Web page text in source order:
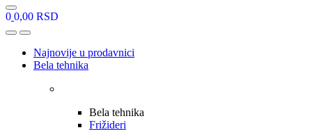
0 0,00 RSD
OpenClose
Najnovije u prodavnici
Bela tehnika
Bela tehnika
Frižideri